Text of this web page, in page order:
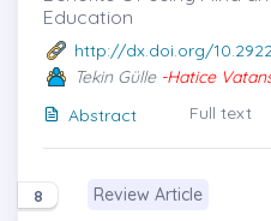
Education
http://dx.doi.org/
Tekin Gülle-Hatice
Abstract
Full text
8 Review Article